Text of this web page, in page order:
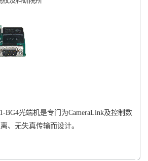
BG4光端机是专门为CameraLink及控制数
、无失真传输而设计。